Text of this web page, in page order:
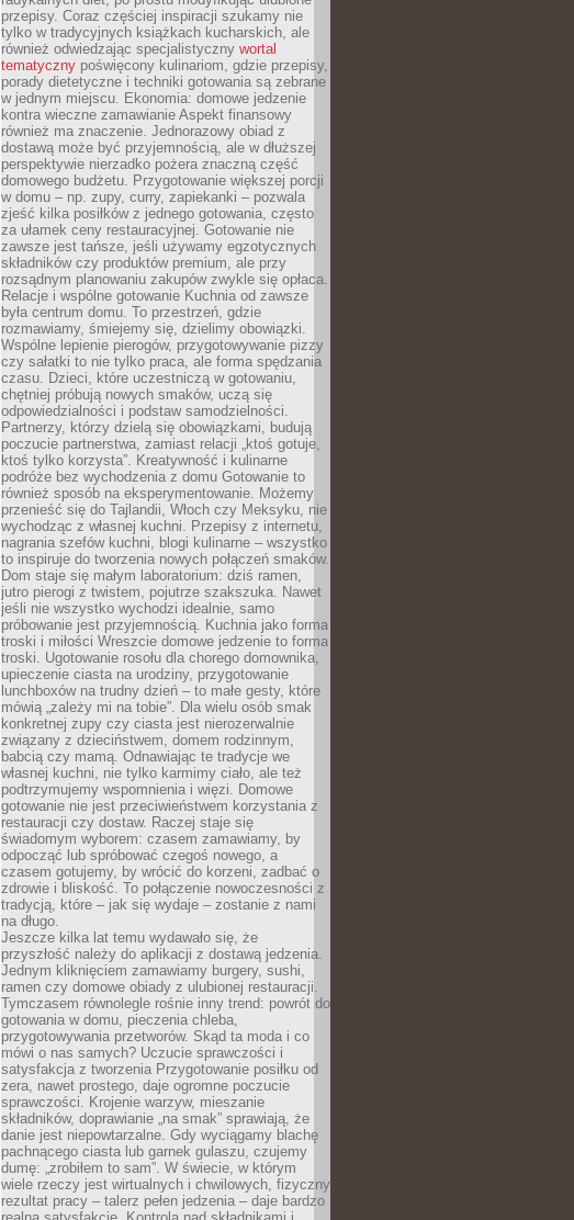
przepisy. Coraz częściej inspiracji szukamy nie
tylko w tradycyjnych książkach kucharskich, ale
również odwiedzając specjalistyczny wortal
tematyczny poświęcony kulinariom, gdzie przepisy,
porady dietetyczne i techniki gotowania są zebrane
w jednym miejscu. Ekonomia: domowe jedzenie
kontra wieczne zamawianie Aspekt finansowy
również ma znaczenie. Jednorazowy obiad z
dostawą może być przyjemnością, ale w dłuższej
perspektywie nierzadko pożera znaczną część
domowego budżetu. Przygotowanie większej porcji
w domu – np. zupy, curry, zapiekanki – pozwala
zjeść kilka posiłków z jednego gotowania, często
za ułamek ceny restauracyjnej. Gotowanie nie
zawsze jest tańsze, jeśli używamy egzotycznych
składników czy produktów premium, ale przy
rozsądnym planowaniu zakupów zwykle się opłaca.
Relacje i wspólne gotowanie Kuchnia od zawsze
była centrum domu. To przestrzeń, gdzie
rozmawiamy, śmiejemy się, dzielimy obowiązki.
Wspólne lepienie pierogów, przygotowywanie pizzy
czy sałatki to nie tylko praca, ale forma spędzania
czasu. Dzieci, które uczestniczą w gotowaniu,
chętniej próbują nowych smaków, uczą się
odpowiedzialności i podstaw samodzielności.
Partnerzy, którzy dzielą się obowiązkami, budują
poczucie partnerstwa, zamiast relacji „ktoś gotuje,
ktoś tylko korzysta”. Kreatywność i kulinarne
podróże bez wychodzenia z domu Gotowanie to
również sposób na eksperymentowanie. Możemy
przenieść się do Tajlandii, Włoch czy Meksyku, nie
wychodząc z własnej kuchni. Przepisy z internetu,
nagrania szefów kuchni, blogi kulinarne – wszystko
to inspiruje do tworzenia nowych połączeń smaków.
Dom staje się małym laboratorium: dziś ramen,
jutro pierogi z twistem, pojutrze szakszuka. Nawet
jeśli nie wszystko wychodzi idealnie, samo
próbowanie jest przyjemnością. Kuchnia jako forma
troski i miłości Wreszcie domowe jedzenie to forma
troski. Ugotowanie rosołu dla chorego domownika,
upieczenie ciasta na urodziny, przygotowanie
lunchboxów na trudny dzień – to małe gesty, które
mówią „zależy mi na tobie”. Dla wielu osób smak
konkretnej zupy czy ciasta jest nierozerwalnie
związany z dzieciństwem, domem rodzinnym,
babcią czy mamą. Odnawiając te tradycje we
własnej kuchni, nie tylko karmimy ciało, ale też
podtrzymujemy wspomnienia i więzi. Domowe
gotowanie nie jest przeciwieństwem korzystania z
restauracji czy dostaw. Raczej staje się
świadomym wyborem: czasem zamawiamy, by
odpocząć lub spróbować czegoś nowego, a
czasem gotujemy, by wrócić do korzeni, zadbać o
zdrowie i bliskość. To połączenie nowoczesności z
tradycją, które – jak się wydaje – zostanie z nami
na długo.
Jeszcze kilka lat temu wydawało się, że
przyszłość należy do aplikacji z dostawą jedzenia.
Jednym kliknięciem zamawiamy burgery, sushi,
ramen czy domowe obiady z ulubionej restauracji.
Tymczasem równolegle rośnie inny trend: powrót do
gotowania w domu, pieczenia chleba,
przygotowywania przetworów. Skąd ta moda i co
mówi o nas samych? Uczucie sprawczości i
satysfakcja z tworzenia Przygotowanie posiłku od
zera, nawet prostego, daje ogromne poczucie
sprawczości. Krojenie warzyw, mieszanie
składników, doprawianie „na smak” sprawiają, że
danie jest niepowtarzalne. Gdy wyciągamy blachę
pachnącego ciasta lub garnek gulaszu, czujemy
dumę: „zrobiłem to sam”. W świecie, w którym
wiele rzeczy jest wirtualnych i chwilowych, fizyczny
rezultat pracy – talerz pełen jedzenia – daje bardzo